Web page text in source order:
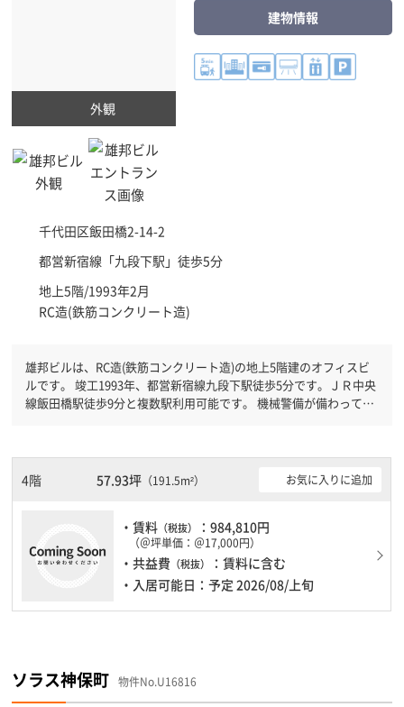
外観
千代田区飯田橋2-14-2
都営新宿線「九段下駅 」徒歩5分
地上5階/1993年2月
RC造(鉄筋コンクリート造)
建物情報
雄邦ビルは、RC造(鉄筋コンクリート造)の地上5階建のオフィスビ
ルです。 竣工1993年、都営新宿線九段下駅徒歩5分です。ＪＲ中央
線飯田橋駅徒歩9分と複数駅利用可能です。 機械警備が備わってい
すので、車を利用されるお客様には使いやすいです。
4階 57.93坪（191.5m²） お気に入りに追加
・賃料 （税抜） ：984,810円
（＠坪単価：＠17,000円）
・共益費 （税抜）
：賃料に含む
・入居可能日：予定 2026/08/上旬
ソラス神保町 物件No.U16816